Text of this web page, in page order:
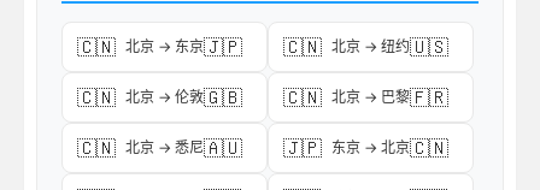
🇨🇳 北京 → 东京🇯🇵 🇨🇳 北京 → 纽约🇺🇸
🇨🇳 北京 → 伦敦🇬🇧 🇨🇳 北京 → 巴黎🇫🇷
🇨🇳 北京 → 悉尼🇦🇺 🇯🇵 东京 → 北京🇨🇳